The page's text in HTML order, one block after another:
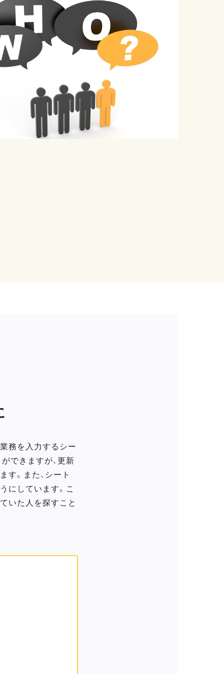
務を入力するシー
できますが、更新
。また、シート
にしています。こ
いた人を探すこと